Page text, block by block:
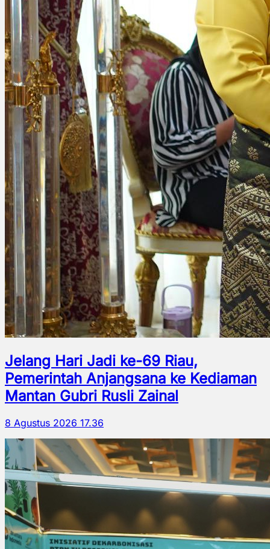
Jelang Hari Jadi ke-69 Riau,
Pemerintah Anjangsana ke Kediaman
Mantan Gubri Rusli Zainal
8 Agustus 2026 17.36